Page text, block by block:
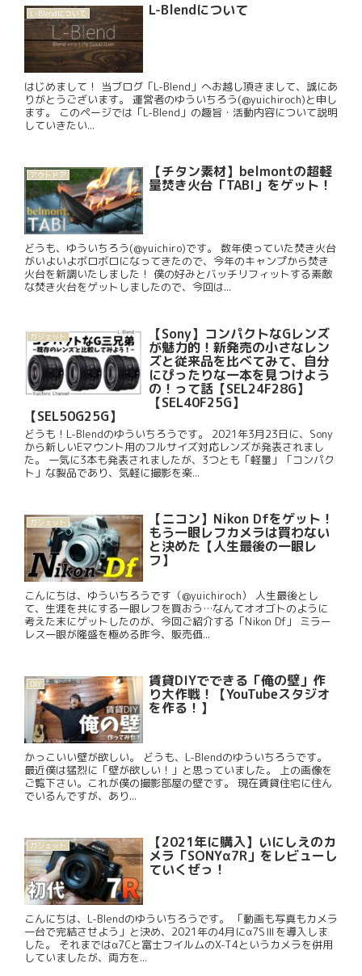
L-Blendについて L-Blendについて
はじめまして！ 当ブログ「L-Blend」へお越し頂きまして、誠にあ
りがとうございます。 運営者のゆういちろう(@yuichiroch)と申し
ます。 このページでは「L-Blend」の趣旨・活動内容について説明
していきたい...
アウトドア 【チタン素材】belmontの超軽
量焚き火台「TABI」をゲット！
どうも、ゆういちろう(@yuichiro)です。 数年使っていた焚き火台
がいよいよボロボロになってきたので、今年のキャンプから焚き
火台を新調いたしました！ 僕の好みとバッチリフィットする素敵
な焚き火台をゲットしましたので、今回は...
ガジェット 【Sony】コンパクトなGレンズ
が魅力的！新発売の小さなレン
ズと従来品を比べてみて、自分
にぴったりな一本を見つけよう
の！って話【SEL24F28G】
【SEL40F25G】
【SEL50G25G】
どうも！L-Blendのゆういちろうです。 2021年3月23日に、Sony
から新しいEマウント用のフルサイズ対応レンズが発表されまし
た。 一気に3本も発表されましたが、3つとも「軽量」「コンパク
ト」な製品であり、気軽に撮影を楽...
ガジェット 【ニコン】Nikon Dfをゲット！
もう一眼レフカメラは買わない
と決めた【人生最後の一眼レ
フ】
こんにちは、ゆういちろうです（@yuichiroch） 人生最後とし
て、生涯を共にする一眼レフを買おう…なんてオオゴトのように
考えた末にゲットしたのが、今回ご紹介する「Nikon Df」 ミラー
レス一眼が隆盛を極める昨今、販売価...
DIY 賃貸DIYでできる「俺の壁」作
り大作戦！【YouTubeスタジオ
を作る！】
かっこいい壁が欲しい。 どうも、L-Blendのゆういちろうです。
最近僕は猛烈に「壁が欲しい！」と思っていました。 上の画像を
ご覧下さい。これが僕の撮影部屋の壁です。 現在賃貸住宅に住ん
でいるんですが、あり...
ガジェット 【2021年に購入】いにしえのカ
メラ「SONYα7R」をレビューし
ていくぜっ！
こんにちは、L-Blendのゆういちろうです。 「動画も写真もカメラ
一台で完結させよう」と決め、2021年の4月にα7SⅢを導入しま
した。 それまではα7Cと富士フイルムのX-T4というカメラを併用
していましたが、両方を...